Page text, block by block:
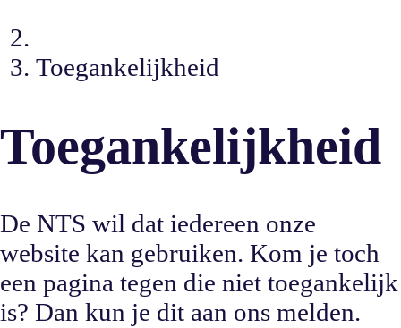
Toegankelijkheid
Toegankelijkheid
De NTS wil dat iedereen onze
website kan gebruiken. Kom je toch
een pagina tegen die niet toegankelijk
is? Dan kun je dit aan ons melden.